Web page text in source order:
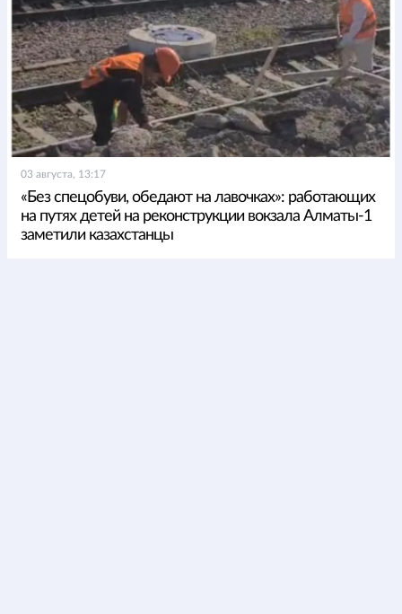
03 августа, 13:17
«Без спецобуви, обедают на лавочках»: работающих
на путях детей на реконструкции вокзала Алматы-1
заметили казахстанцы